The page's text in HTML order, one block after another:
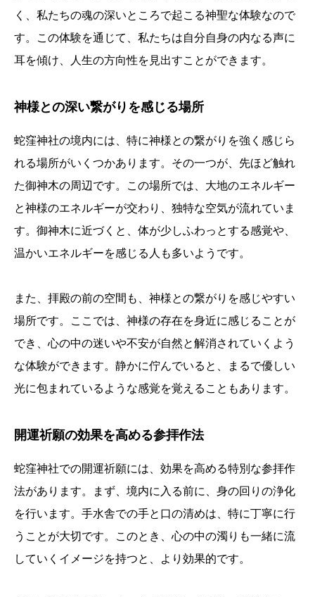
く、私たちの魂の深いところで起こる神聖な体験なので
す。この体験を通じて、私たちは自分自身の内なる声に
耳を傾け、人生の方向性を見出すことができます。
神様との深い繋がりを感じる場所
蛇窪神社の境内には、特に神様との繋がりを強く感じら
れる場所がいくつかあります。その一つが、先ほど触れ
た御神木の周辺です。この場所では、大地のエネルギー
と神様のエネルギーが交わり、独特な空気が流れていま
す。御神木に近づくと、体が少しふわっとする感覚や、
温かいエネルギーを感じる人も多いようです。
また、拝殿の前の空間も、神様との繋がりを感じやすい
場所です。ここでは、神様の存在を身近に感じることが
でき、心の中の迷いや不安が自然と解消されていくよう
な体験ができます。静かに佇んでいると、まるで優しい
光に包まれているような感覚を覚えることもあります。
開運祈願の効果を高める参拝作法
蛇窪神社での開運祈願には、効果を高める特別な参拝作
法があります。まず、境内に入る前に、身の回りの浄化
を行います。手水舎での手と口の清めは、特に丁寧に行
うことが大切です。このとき、心の中の濁りも一緒に流
していくイメージを持つと、より効果的です。